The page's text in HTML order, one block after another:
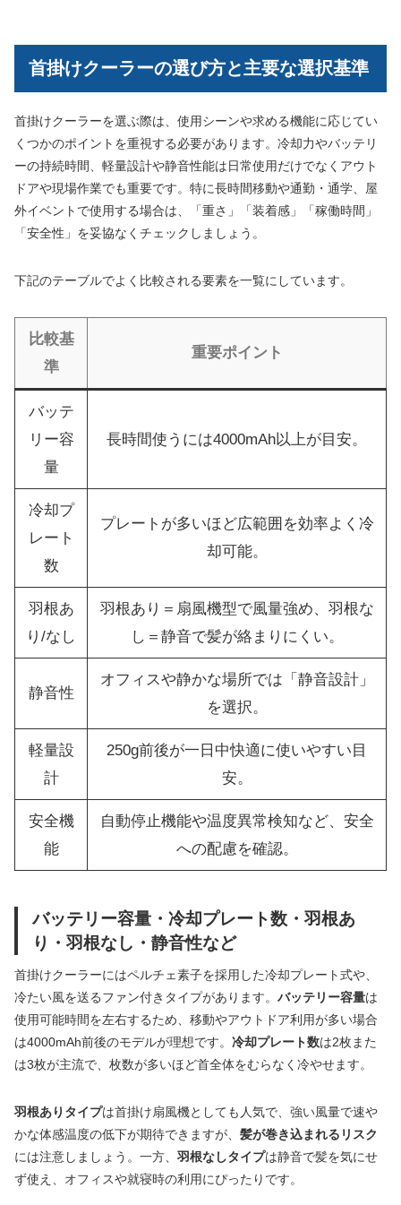
首掛けクーラーの選び方と主要な選択基準
首掛けクーラーを選ぶ際は、使用シーンや求める機能に応じてい
くつかのポイントを重視する必要があります。冷却力やバッテリ
ーの持続時間、軽量設計や静音性能は日常使用だけでなくアウト
ドアや現場作業でも重要です。特に長時間移動や通勤・通学、屋
外イベントで使用する場合は、「重さ」「装着感」「稼働時間」
「安全性」を妥協なくチェックしましょう。
下記のテーブルでよく比較される要素を一覧にしています。
比較基
準
重要ポイント
バッテ
リー容
量
長時間使うには4000mAh以上が目安。
冷却プ
レート
数
プレートが多いほど広範囲を効率よく冷
却可能。
羽根あ
り/なし
羽根あり＝扇風機型で風量強め、羽根な
し＝静音で髪が絡まりにくい。
静音性
オフィスや静かな場所では「静音設計」
を選択。
軽量設
計
250g前後が一日中快適に使いやすい目
安。
安全機
能
自動停止機能や温度異常検知など、安全
への配慮を確認。
バッテリー容量・冷却プレート数・羽根あ
り・羽根なし・静音性など
首掛けクーラーにはペルチェ素子を採用した冷却プレート式や、
冷たい風を送るファン付きタイプがあります。 バッテリー容量は
使用可能時間を左右するため、移動やアウトドア利用が多い場合
は4000mAh前後のモデルが理想です。 冷却プレート数は2枚また
は3枚が主流で、枚数が多いほど首全体をむらなく冷やせます。
羽根ありタイプは首掛け扇風機としても人気で、強い風量で速や
かな体感温度の低下が期待できますが、 髪が巻き込まれるリスク
には注意しましょう。一方、 羽根なしタイプは静音で髪を気にせ
ず使え、オフィスや就寝時の利用にぴったりです。